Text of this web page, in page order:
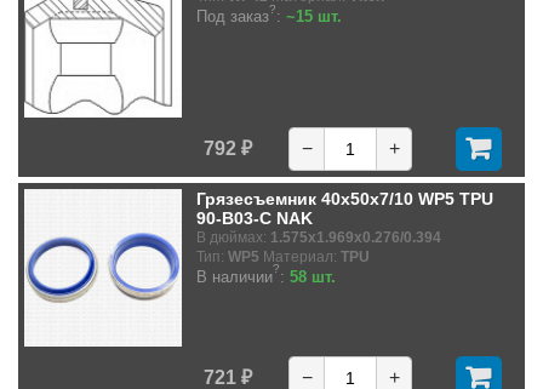
Под заказ?: ~15 шт.
792 ₽ − +
Грязесъемник 40x50x7/10 WP5 TPU
90-B03-C NAK
В дюймах: 1.575x1.969x0.276/0.394
Тип: WP5 Материал: TPU
В наличии?: 58 шт.
721 ₽ − +